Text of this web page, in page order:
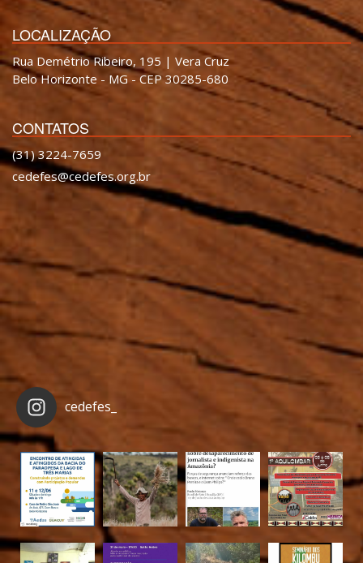
LOCALIZAÇÃO
Rua Demétrio Ribeiro, 195 | Vera Cruz
Belo Horizonte - MG - CEP 30285-680
CONTATOS
(31) 3224-7659
cedefes@cedefes.org.br
cedefes_